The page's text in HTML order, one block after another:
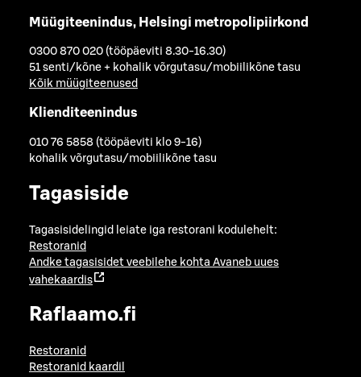
Müügiteenindus, Helsingi metropolipiirkond
0300 870 020 (tööpäeviti 8.30-16.30)
51 senti/kõne + kohalik võrgutasu/mobiilikõne tasu
Kõik müügiteenused
Klienditeenindus
010 76 5858 (tööpäeviti klo 9-16)
kohalik võrgutasu/mobiilikõne tasu
Tagasiside
Tagasisidelingid leiate iga restorani kodulehelt:
Restoranid
Andke tagasisidet veebilehe kohta Avaneb uues
vahekaardis
Raflaamo.fi
Restoranid
Restoranid kaardil